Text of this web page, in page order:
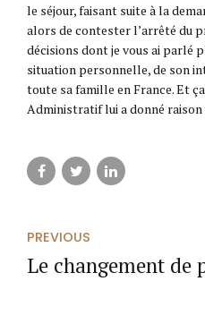
le séjour, faisant suite à la
alors de contester l’arrêté du
décisions dont je vous ai parlé
situation personnelle, de son
toute sa famille en France. Et
Administratif lui a donné raison
PREVIOUS
Le changement de